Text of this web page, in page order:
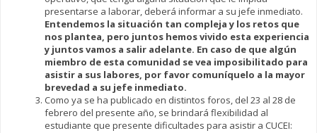
presentarse a laborar, deberá informar a su jefe inmediato.
Entendemos la situación tan compleja y los retos que
nos plantea, pero juntos hemos vivido esta experiencia
y juntos vamos a salir adelante. En caso de que algún
miembro de esta comunidad se vea imposibilitado para
asistir a sus labores, por favor comuníquelo a la mayor
brevedad a su jefe inmediato.
Como ya se ha publicado en distintos foros, del 23 al 28 de
febrero del presente año, se brindará flexibilidad al
estudiante que presente dificultades para asistir a CUCEI: